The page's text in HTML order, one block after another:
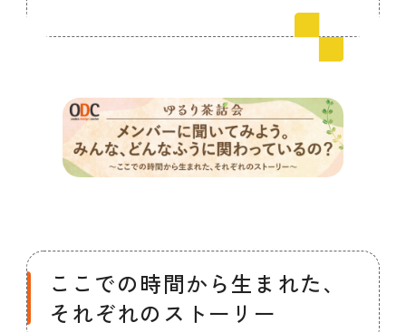
見学申込
ブランディングのご相談
ビジネスマッチングはこちら
サービス
サイトへ
ここでの時間から生まれた、
それぞれのストーリー